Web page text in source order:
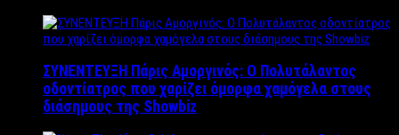
ΣΥΝΕΝΤΕΥΞΗ Πάρις Αμοργινός: O Πολυτάλαντος
οδοντίατρος που χαρίζει όμορφα χαμόγελα στους
διάσημους της Showbiz